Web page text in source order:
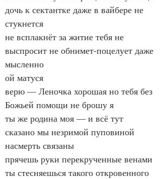
дочь к сектантке даже в вайбере не
стукнется
не всплакнёт за житие тебя не
выспросит не обнимет-поцелует даже
мысленно
ой матуся
верю — Леночка хорошая но тебя без
Божьей помощи не брошу я
ты же родина моя — и всё тут
сказано мы незримой пуповиной
насмерть связаны
прячешь руки перекрученные венами
ты стесняешься такого откровенного